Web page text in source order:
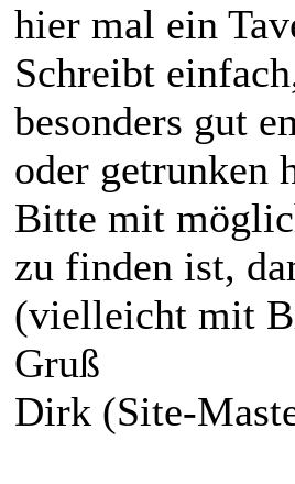
hier mal ein
Schreibt
besonders gut
oder getrunken
Bitte mit
zu finden ist,
(vielleicht mit
Gruß
Dirk (Site-